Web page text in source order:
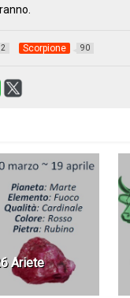
Scorpione 90
Ariete